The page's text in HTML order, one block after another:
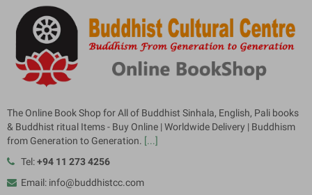
The Online Book Shop for All of Buddhist Sinhala, English, Pali books
& Buddhist ritual Items - Buy Online | Worldwide Delivery | Buddhism
from Generation to Generation. [...]
Tel:+94 11 273 4256
Email: info@buddhistcc.com